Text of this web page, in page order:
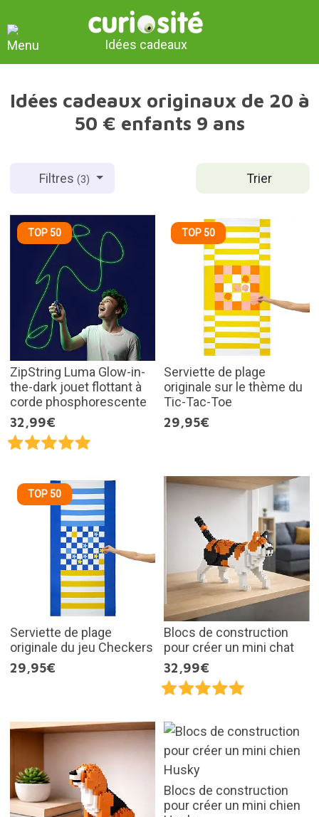
Idées cadeaux
Idées cadeaux originaux de 20 à
50 € enfants 9 ans
Trier
Filtres(3)
TOP 50
ZipString Luma Glow-in-
the-dark jouet flottant à
corde phosphorescente
32,99€
TOP 50
Serviette de plage
originale sur le thème du
Tic-Tac-Toe
29,95€
TOP 50
Serviette de plage
originale du jeu Checkers
29,95€
Blocs de construction
pour créer un mini chat
32,99€
Blocs de construction
pour créer un mini chien